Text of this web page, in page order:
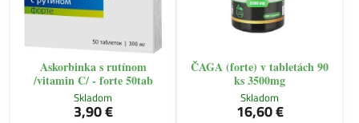
Askorbinka s rutínom
/vitamin C/ - forte 50tab
Skladom
3,90 €
ČAGA (forte) v tabletách 90
ks 3500mg
Skladom
16,60 €